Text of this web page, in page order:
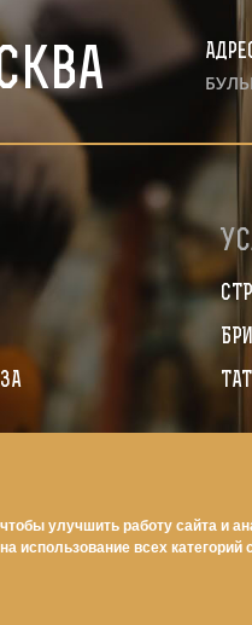
улучшить работу сайта и
использование всех